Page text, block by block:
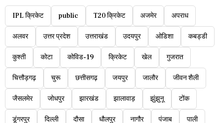
IPL क्रिकेट public T20 क्रिकेट अजमेर अपराध
अलवर उत्तर प्रदेश उत्तराखंड उदयपुर ओडिशा कबड्डी
कुश्ती कोटा कोविड-19 क्रिकेट खेल गुजरात
चित्तौड़गढ़ चुरू छत्तीसगढ़ जयपुर जालौर जीवन शैली
जैसलमेर जोधपुर झारखंड झालावाड़ झुंझुनू टोंक
डूंगरपुर दिल्ली दौसा धौलपुर नागौर पंजाब पाली